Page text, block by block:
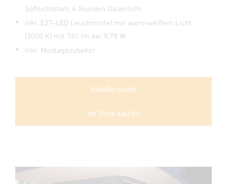
Softlichtstart, 4 Stunden Dauerlicht
Inkl. E27-LED Leuchtmittel mit warmweißem Licht
(3000 K) mit 781 lm bei 9,78 W
Inkl. Montagezubehör
Händlersuche
Im Shop kaufen